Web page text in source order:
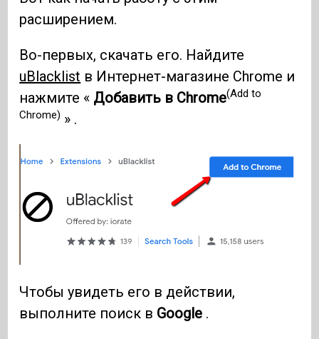
расширением.
Во-первых, скачать его. Найдите
uBlacklist в Интернет-магазине Chrome и
нажмите « Добавить в Chrome(Add to
Chrome) » .
Чтобы увидеть его в действии,
выполните поиск в Google .